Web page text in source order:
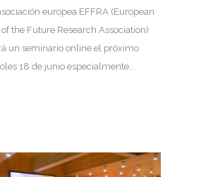
europea EFFRA (European
of the Future Research Association)
un seminario online el próximo
18 de junio especialmente...